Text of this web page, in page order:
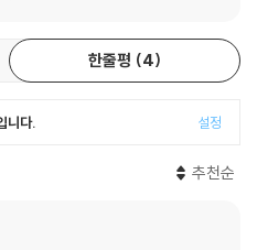
놓을 수 없다. 하나의 영토는 에너지
리지만 그것을 사용하는 사람에 달
.”
행하는 일에도 얼마나 복잡한 과정을
이다.
다양성을 논할 때 오직 프랑스의 단
정도로 여기는 듯한 태도를 보이곤
하는 것이다. 이에 대해 페르낭 브
모른다고 말한다. 프랑스가 하나의
한줄평 4
니다. 설정
추천순